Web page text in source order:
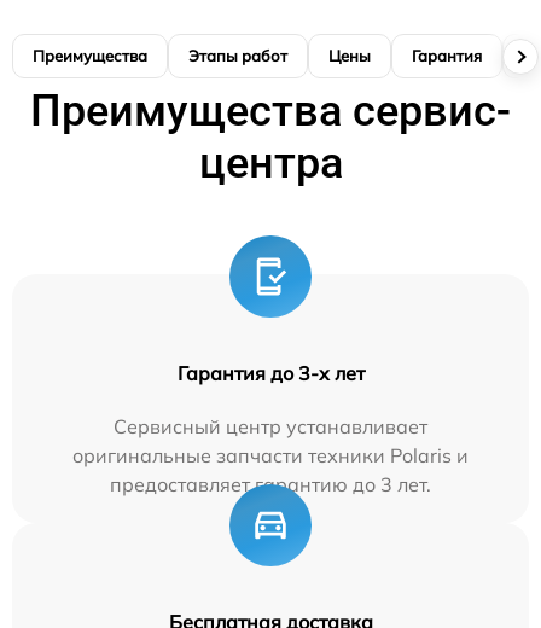
Преимущества Этапы работ Цены Гарантия
Преимущества сервис-
центра
Гарантия до 3-х лет
Сервисный центр устанавливает
оригинальные запчасти техники Polaris и
предоставляет гарантию до 3 лет.
Бесплатная доставка